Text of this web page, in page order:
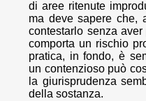
di aree ritenute
ma deve sapere che,
contestarlo senza
comporta un rischio
pratica, in fondo, è
un contenzioso può
la giurisprudenza
della sostanza.